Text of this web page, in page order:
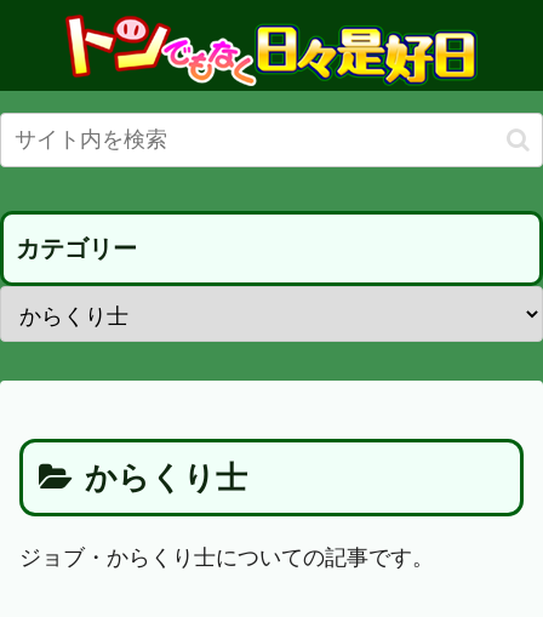
カテゴリー
からくり士
ジョブ・からくり士についての記事です。